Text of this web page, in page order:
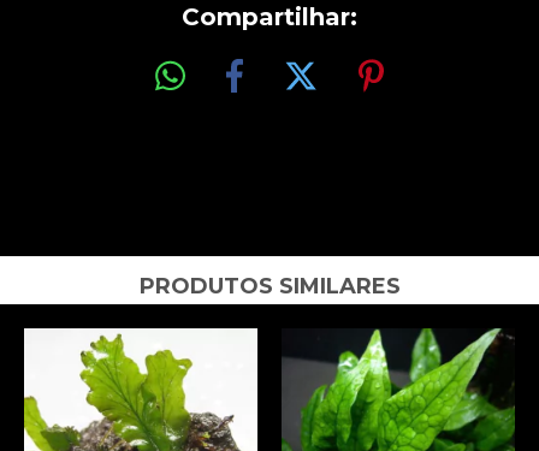
Compartilhar:
PRODUTOS SIMILARES